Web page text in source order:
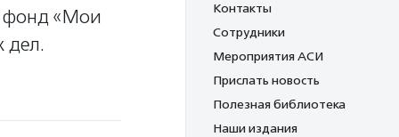
фонд «Мои
дел.
Контакты
Сотрудники
Мероприятия АСИ
Прислать новость
Полезная библиотека
Наши издания